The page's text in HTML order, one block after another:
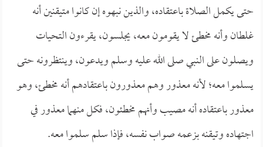
حتى يكمل الصلاة باعتقاده، والذين نبهوه إن كانوا متيقنين أنه
غلطان وأنه مخطئ لا يقومون معه، يجلسون، يقرءون التحيات
ويصلون على النبي صلى الله عليه وسلم ويدعون، وينتظرونه حتى
يسلموا معه؛ لأنه معذور وهم معذورون باعتقادهم أنه مخطئ، وهو
معذور باعتقاده أنه مصيب وأنهم مخطئون، فكل منهما معذور في
اجتهاده وتيقنه بزعمه صواب نفسه، فإذا سلم سلموا معه.